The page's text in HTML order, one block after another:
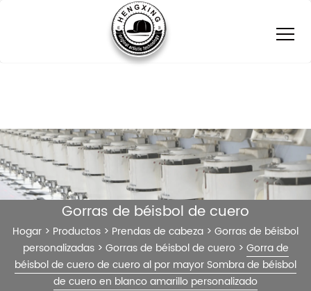
Gorras de béisbol de cuero
Hogar > Productos > Prendas de cabeza > Gorras de béisbol
personalizadas> Gorras de béisbol de cuero> Gorra de
béisbol de cuero de cuero al por mayor Sombra de béisbol
de cuero en blanco amarillo personalizado